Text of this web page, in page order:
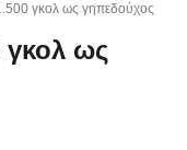
γκολ ως γηπεδούχος
γκολ ως